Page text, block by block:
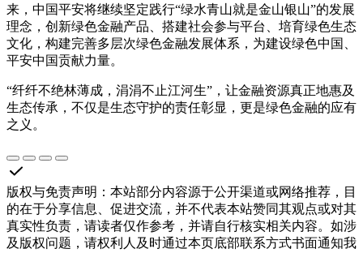
来，中国平安将继续坚定践行“绿水青山就是金山银山”的发展
理念，创新绿色金融产品、搭建社会参与平台、培育绿色生态
文化，构建完善多层次绿色金融发展体系，为建设绿色中国、
平安中国贡献力量。
“纤纤不绝林薄成，涓涓不止江河生”，让金融资源真正地惠及
生态传承，不仅是生态守护的责任彰显，更是绿色金融的应有
之义。
版权与免责声明 ： 本站部分内容源于公开渠道或网络推荐，目
的在于分享信息、促进交流，并不代表本站赞同其观点或对其
真实性负责，请读者仅作参考，并请自行核实相关内容。如涉
及版权问题，请权利人及时通过本页底部联系方式书面通知我